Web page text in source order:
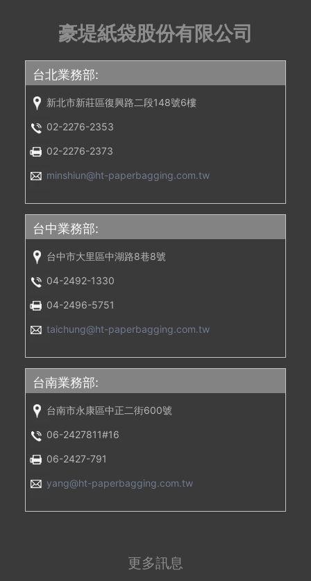
豪堤紙袋股份有限公司
台北業務部:
新北市新莊區復興路二段148號6樓
02-2276-2353
02-2276-2373
minshiun@ht-paperbagging.com.tw
台中業務部:
台中市大里區中湖路8巷8號
04-2492-1330
04-2496-5751
taichung@ht-paperbagging.com.tw
台南業務部:
台南市永康區中正二街600號
06-2427811#16
06-2427-791
yang@ht-paperbagging.com.tw
更多訊息